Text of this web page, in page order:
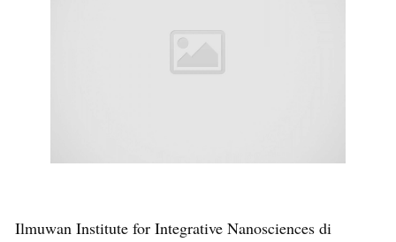
Ilmuwan Institute for Integrative Nanosciences di